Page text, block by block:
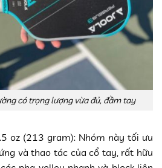
có trọng lượng vừa đủ, đầm tay
oz (213 gram): Nhóm này tối ưu
và thao tác của cổ tay, rất hữu